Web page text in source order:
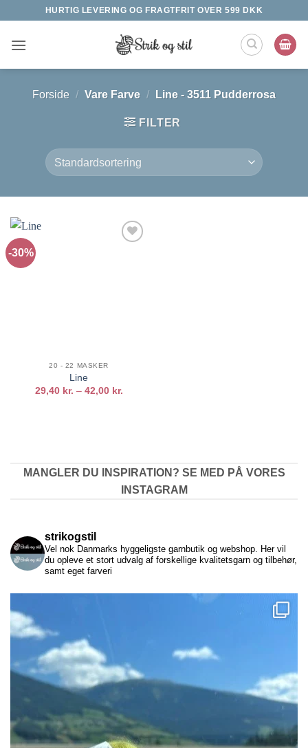
indhold
HURTIG LEVERING OG FRAGTFRIT OVER 599 DKK
Forside / Vare Farve / Line - 3511 Pudderrosa
FILTER
-30%
20 - 22 MASKER
Line
29,40 kr. – 42,00 kr.
MANGLER DU INSPIRATION? SE MED PÅ VORES
INSTAGRAM
strikogstil
Vel nok Danmarks hyggeligste garnbutik og webshop. Her vil
du opleve et stort udvalg af forskellige kvalitetsgarn og tilbehør,
samt eget farveri